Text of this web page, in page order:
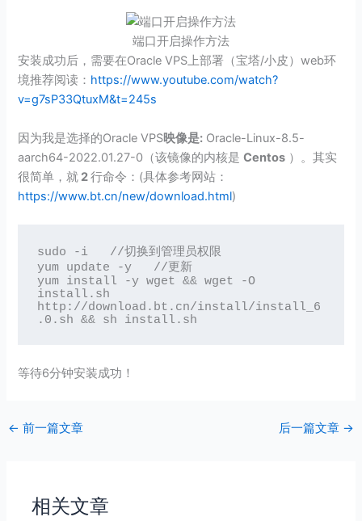
端口开启操作方法
安装成功后，需要在Oracle VPS上部署（宝塔/小皮）web环
境推荐阅读： https://www.youtube.com/watch?
v=g7sP33QtuxM&t=245s
因为我是选择的Oracle VPS映像是: Oracle-Linux-8.5-
aarch64-2022.01.27-0（该镜像的内核是Centos ）。其实
很简单，就 2行命令：(具体参考网站：
https://www.bt.cn/new/download.html)
sudo -i   //切换到管理员权限
yum update -y   //更新
yum install -y wget && wget -O
install.sh
http://download.bt.cn/install/install_6
.0.sh && sh install.sh
等待6分钟安装成功！
← 前一篇文章 后一篇文章 →
相关文章